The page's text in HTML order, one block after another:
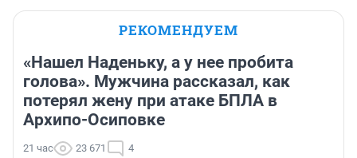
РЕКОМЕНДУЕМ
«Нашел Наденьку, а у нее пробита
голова». Мужчина рассказал, как
потерял жену при атаке БПЛА в
Архипо-Осиповке
21 час 23 671 4